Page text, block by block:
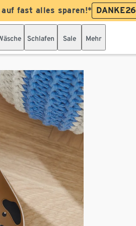
auf fast alles sparen!* DANKE26
Schlafen Sale Mehr